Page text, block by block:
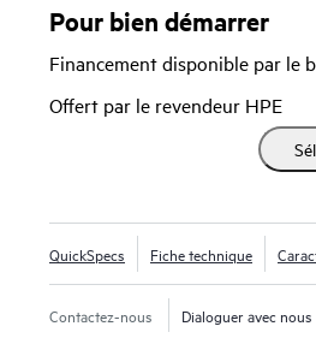
offre une plus grande capacité sans
Ainsi elle permet de plus que
prendre en charge les demandes
particulier pour les
passante et sensibles à la latence.
connectivité principale ou de secours
d’utilisation stratégiques.
Le port multi-gigabit, les ports
Energy (BLE) et Zigbee intégrés
Pour bien démarrer
Financement disponible par le
Offert par le revendeur HPE
QuickSpecs Fiche technique
Contactez-nous Dialoguer avec nous